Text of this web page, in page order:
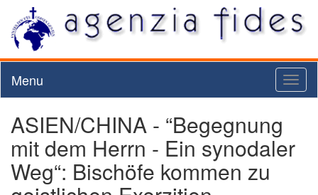
Menu
ASIEN/CHINA - “Begegnung
mit dem Herrn - Ein synodaler
Weg“: Bischöfe kommen zu